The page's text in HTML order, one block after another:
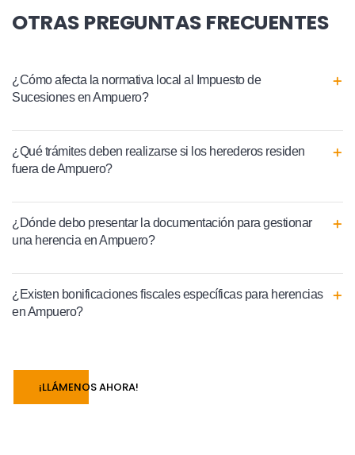
OTRAS PREGUNTAS FRECUENTES
¿Cómo afecta la normativa local al Impuesto de
Sucesiones en Ampuero?
¿Qué trámites deben realizarse si los herederos residen
fuera de Ampuero?
¿Dónde debo presentar la documentación para gestionar
una herencia en Ampuero?
¿Existen bonificaciones fiscales específicas para herencias
en Ampuero?
¡LLÁMENOS AHORA!